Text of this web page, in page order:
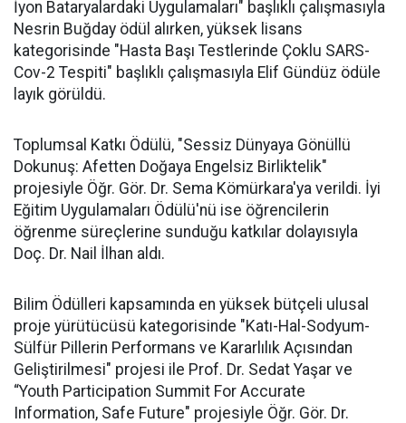
İyon Bataryalardaki Uygulamaları" başlıklı çalışmasıyla
Nesrin Buğday ödül alırken, yüksek lisans
kategorisinde "Hasta Başı Testlerinde Çoklu SARS-
Cov-2 Tespiti" başlıklı çalışmasıyla Elif Gündüz ödüle
layık görüldü.
Toplumsal Katkı Ödülü, "Sessiz Dünyaya Gönüllü
Dokunuş: Afetten Doğaya Engelsiz Birliktelik"
projesiyle Öğr. Gör. Dr. Sema Kömürkara'ya verildi. İyi
Eğitim Uygulamaları Ödülü'nü ise öğrencilerin
öğrenme süreçlerine sunduğu katkılar dolayısıyla
Doç. Dr. Nail İlhan aldı.
Bilim Ödülleri kapsamında en yüksek bütçeli ulusal
proje yürütücüsü kategorisinde "Katı-Hal-Sodyum-
Sülfür Pillerin Performans ve Kararlılık Açısından
Geliştirilmesi" projesi ile Prof. Dr. Sedat Yaşar ve
“Youth Participation Summit For Accurate
Information, Safe Future" projesiyle Öğr. Gör. Dr.